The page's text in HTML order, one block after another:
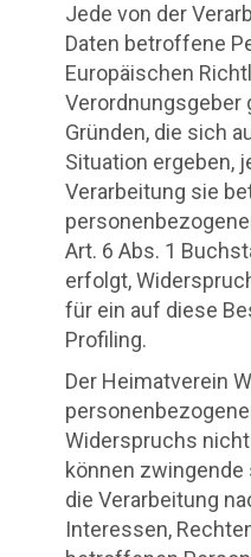
Jede von der
Daten betroffene
Europäischen
Verordnungsgeber
Gründen, die sich
Situation ergeben,
Verarbeitung sie
Art. 6 Abs. 1
erfolgt,
für ein auf diese
Profiling.
Der Heimatverein
Widerspruchs
können
die Verarbeitung
Interessen,